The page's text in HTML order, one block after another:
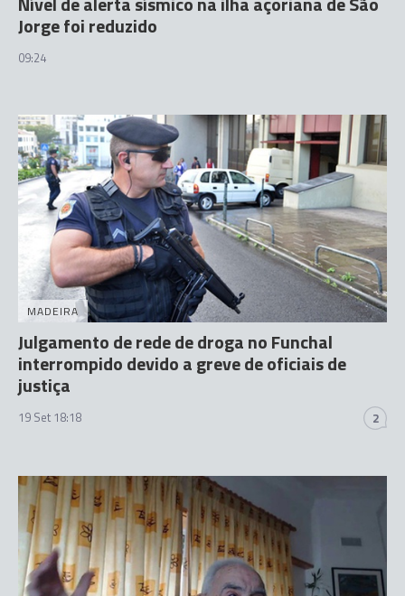
Jorge foi reduzido
09:24
MADEIRA
Julgamento de rede de droga no Funchal
interrompido devido a greve de oficiais de
justiça
19 Set 18:18 2